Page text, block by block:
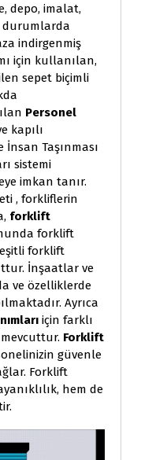
depo, imalat,
durumlarda
indirgenmiş
için kullanılan,
sepet biçimli
Personel
kapılı
İnsan Taşınması
sistemi
imkan tanır.
, forkliflerin
forklift
forklift
forklift
İnşaatlar ve
ve özelliklerde
Ayrıca
için farklı
Forklift
güvenle
Forklift
hem de